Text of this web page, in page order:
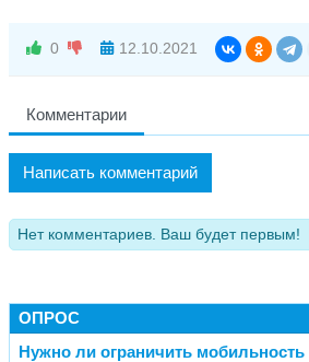
0 12.10.2021
Комментарии
Написать комментарий
Нет комментариев. Ваш будет первым!
ОПРОС
Нужно ли ограничить мобильность